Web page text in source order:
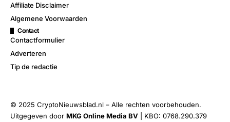
Affiliate Disclaimer
Algemene Voorwaarden
Contact
Contactformulier
Adverteren
Tip de redactie
© 2025 CryptoNieuwsblad.nl – Alle rechten voorbehouden.
Uitgegeven door MKG Online Media BV | KBO: 0768.290.379